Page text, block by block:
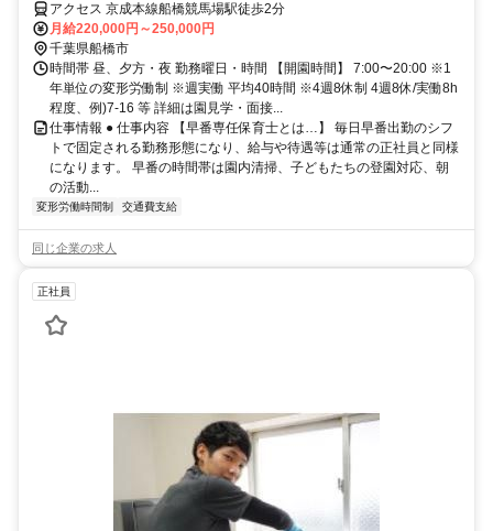
アクセス 京成本線船橋競馬場駅徒歩2分
月給220,000円～250,000円
千葉県船橋市
時間帯 昼、夕方・夜 勤務曜日・時間 【開園時間】 7:00〜20:00 ※1
年単位の変形労働制 ※週実働 平均40時間 ※4週8休制 4週8休/実働8h
程度、例)7-16 等 詳細は園見学・面接...
仕事情報 ● 仕事内容 【早番専任保育士とは…】 毎日早番出勤のシフ
トで固定される勤務形態になり、給与や待遇等は通常の正社員と同様
になります。 早番の時間帯は園内清掃、子どもたちの登園対応、朝
の活動...
変形労働時間制 交通費支給
同じ企業の求人
正社員